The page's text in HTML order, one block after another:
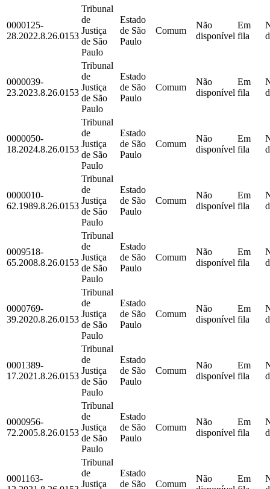
0000125-
28.2022.8.26.0153
Tribunal
de
Justiça
de São
Paulo
Estado
de São
Paulo
Comum
Não
disponível
Em
fila
0000039-
23.2023.8.26.0153
Tribunal
de
Justiça
de São
Paulo
Estado
de São
Paulo
Comum
Não
disponível
Em
fila
0000050-
18.2024.8.26.0153
Tribunal
de
Justiça
de São
Paulo
Estado
de São
Paulo
Comum
Não
disponível
Em
fila
0000010-
62.1989.8.26.0153
Tribunal
de
Justiça
de São
Paulo
Estado
de São
Paulo
Comum
Não
disponível
Em
fila
0009518-
65.2008.8.26.0153
Tribunal
de
Justiça
de São
Paulo
Estado
de São
Paulo
Comum
Não
disponível
Em
fila
0000769-
39.2020.8.26.0153
Tribunal
de
Justiça
de São
Paulo
Estado
de São
Paulo
Comum
Não
disponível
Em
fila
0001389-
17.2021.8.26.0153
Tribunal
de
Justiça
de São
Paulo
Estado
de São
Paulo
Comum
Não
disponível
Em
fila
0000956-
72.2005.8.26.0153
Tribunal
de
Justiça
de São
Paulo
Estado
de São
Paulo
Comum
Não
disponível
Em
fila
0001163-
Tribunal
de
Justiça
Estado
de São
Comum
Não
Em